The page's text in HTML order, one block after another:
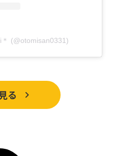
(@otomisan0331)
る